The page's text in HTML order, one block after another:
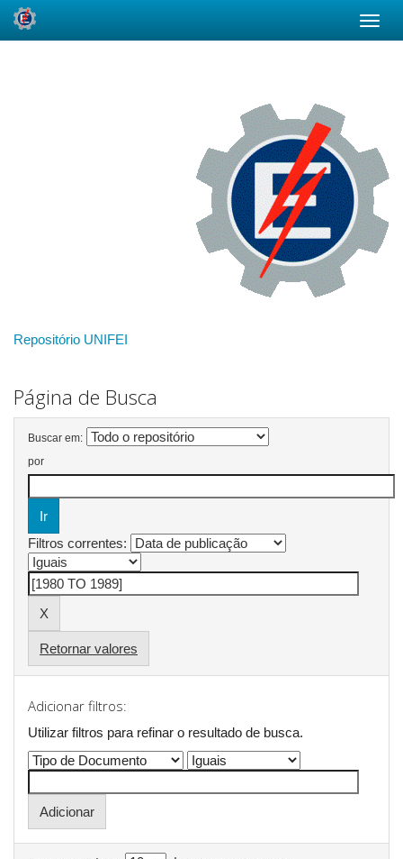
Repositório UNIFEI
Página de Busca
Buscar em:
por
Filtros correntes:
Retornar valores
Adicionar filtros:
Utilizar filtros para refinar o resultado de busca.